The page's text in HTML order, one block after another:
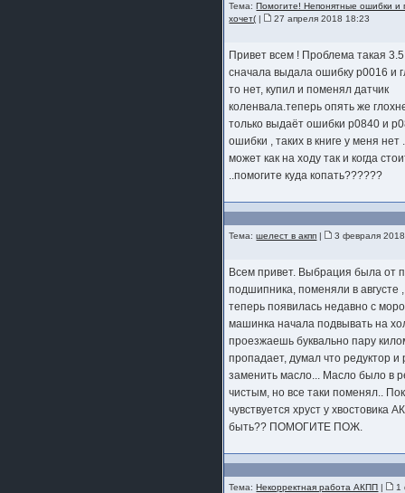
Тема:Помогите! Непонятные ошибки и
хочет( | 27 апреля 2018 18:23
Привет всем ! Проблема такая
сначала выдала ошибку р0016 и
то нет, купил и поменял датчик
коленвала.теперь опять же
только выдаёт ошибки р0840 и
ошибки , таких в книге у меня нет
может как на ходу так и когда
..помогите куда копать??????
Тема:шелест в акпп | 3 февраля
Всем привет. Выбрация была от
подшипника, поменяли в августе
теперь появилась недавно с
машинка начала подвывать на
проезжаешь буквально пару
пропадает, думал что редуктор
заменить масло... Масло было в
чистым, но все таки поменял..
чувствуется хруст у хвостовика
быть?? ПОМОГИТЕ ПОЖ.
Тема:Некорректная работа АКПП |
1